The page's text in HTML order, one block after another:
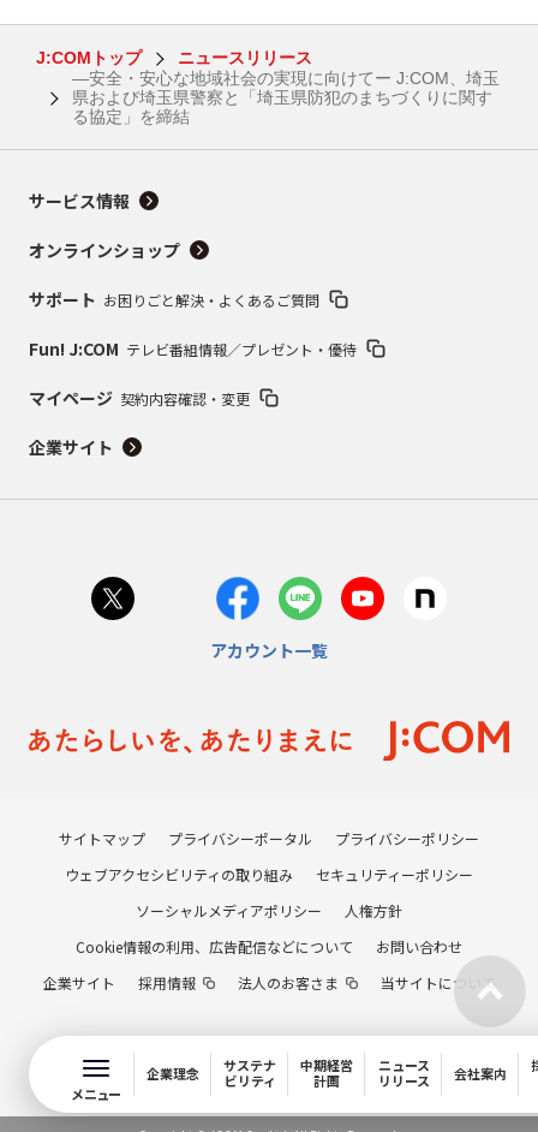
J:COMトップ
ニュースリリース
―安全・安心な地域社会の実現に向けてー J:COM、埼玉
県および埼玉県警察と「埼玉県防犯のまちづくりに関す
る協定」を締結
メニュー
企業理念
サステナ
ビリティ
中期経営
計画
ニュース
リリース
会社案内
サービス情報
オンラインショップ
サポート お困りごと解決・よくあるご質問
Fun! J:COM テレビ番組情報／プレゼント・優待
マイページ 契約内容確認・変更
企業サイト
アカウント一覧
サイトマップ プライバシーポータル
プライバシーポリシー
ウェブアクセシビリティの取り組み
セキュリティーポリシー
ソーシャルメディアポリシー
人権方針
Cookie情報の利用、広告配信などについて
お問い合わせ
企業サイト
採用情報 法人のお客さま 当サイトについて